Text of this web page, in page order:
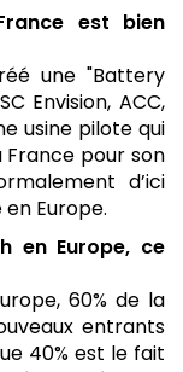
est bien
une "Battery
Envision, ACC,
usine pilote qui
pour son
d’ici
en Europe.
en Europe, ce
60% de la
entrants
40% est le fait